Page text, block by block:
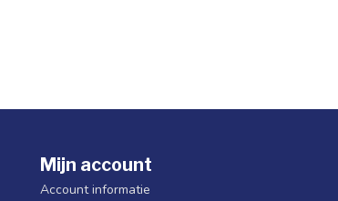
Mijn account
Account informatie